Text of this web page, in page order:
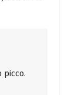
picco.